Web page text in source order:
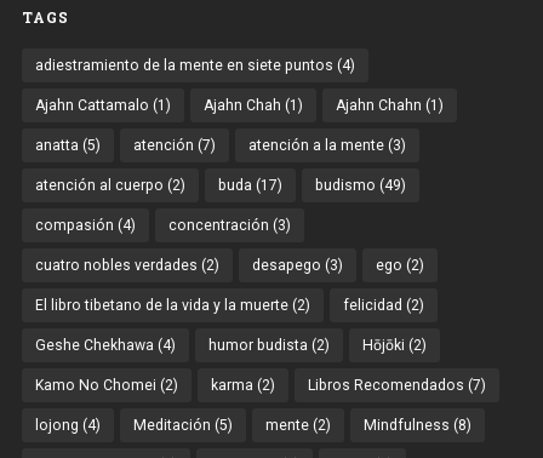
TAGS
adiestramiento de la mente en siete puntos (4)
Ajahn Cattamalo (1) Ajahn Chah (1) Ajahn Chahn (1)
anatta (5) atención (7) atención a la mente(3)
atención al cuerpo (2) buda (17) budismo (49)
compasión (4) concentración (3)
cuatro nobles verdades (2) desapego (3) ego (2)
El libro tibetano de la vida y la muerte(2) felicidad (2)
Geshe Chekhawa (4) humor budista (2) Hōjōki (2)
Kamo No Chomei (2) karma (2) Libros Recomendados (7)
lojong (4) Meditación (5) mente(2) Mindfulness (8)